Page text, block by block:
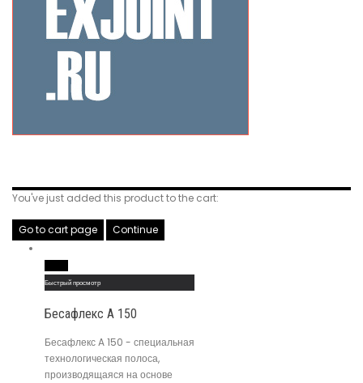
You've just added this product to the cart:
Go to cart page Continue
Быстрый просмотр
Бесафлекс A 150
Бесафлекс A 150 - специальная
технологическая полоса,
производящаяся на основе